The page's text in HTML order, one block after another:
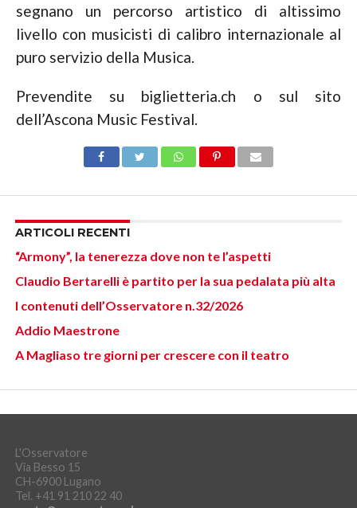
segnano un percorso artistico di altissimo
livello con musicisti di calibro internazionale al
puro servizio della Musica.
Prevendite su biglietteria.ch o sul sito
dell’Ascona Music Festival.
ARTICOLI RECENTI
“Armony”, la tenerezza dove non te l’aspetti
Claudio Bertarelli è partito per la sua pedalata più alta
I contenuti dell’Osservatore n.32/2026
Addio Maestrone
A Magliaso tre giorni per crescere con il teatro
L'Osservatore
Via Besso 15
CH-6900 Lugano
Tel. +41 91 210 22 40